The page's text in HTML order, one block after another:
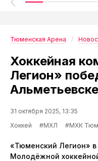
Тюменская Арена
Хоккейная
Легион»
31 октября 2025, 13:35
Хоккей
#МХЛ #МХК
«Тюменский Легион»
Молодёжной